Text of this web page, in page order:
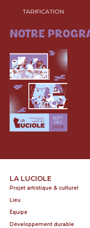
TARIFICATION
NOTRE
LA LUCIOLE
Projet artistique & culturel
Lieu
Équipe
Développement durable